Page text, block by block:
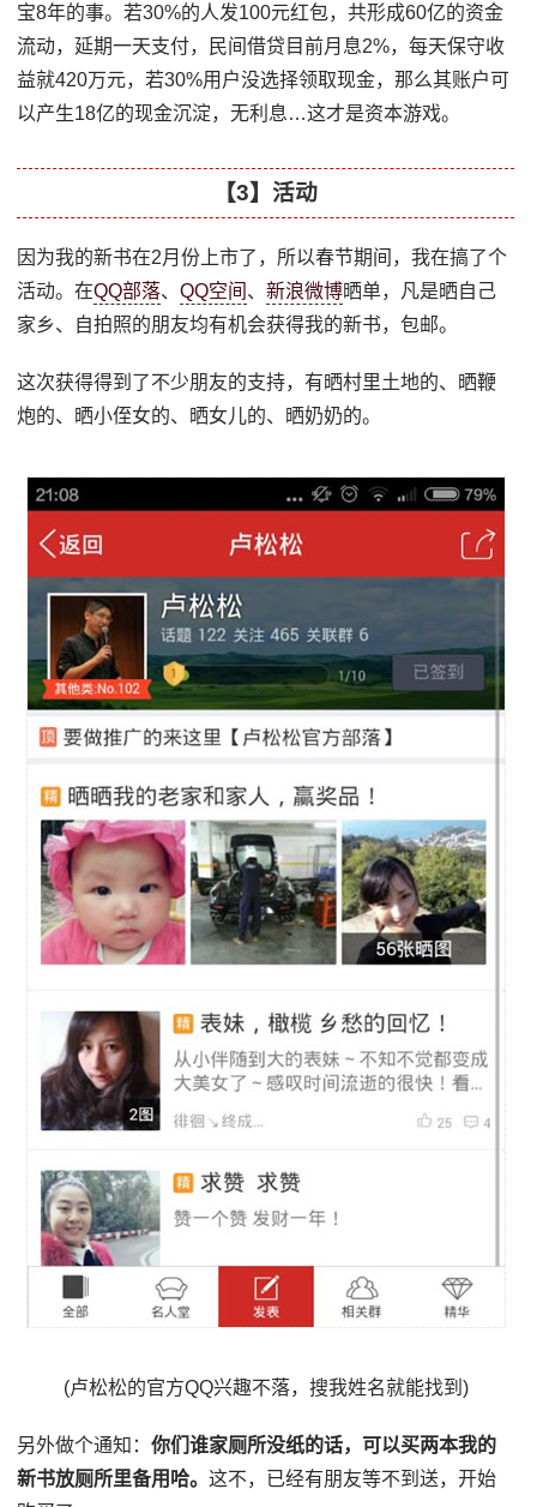
宝8年的事。若30%的人发100元红包，共形成60亿的资金
流动，延期一天支付，民间借贷目前月息2%，每天保守收
益就420万元，若30%用户没选择领取现金，那么其账户可
以产生18亿的现金沉淀，无利息…这才是资本游戏。
【3】活动
因为我的新书在2月份上市了，所以春节期间，我在搞了个
活动。在QQ部落、QQ空间 、新浪微博晒单，凡是晒自己
家乡、自拍照的朋友均有机会获得我的新书，包邮。
这次获得得到了不少朋友的支持，有晒村里土地的、晒鞭
炮的、晒小侄女的、晒女儿的、晒奶奶的。
(卢松松的官方QQ兴趣不落，搜我姓名就能找到)
另外做个通知：你们谁家厕所没纸的话，可以买两本我的
新书放厕所里备用哈。这不，已经有朋友等不到送，开始